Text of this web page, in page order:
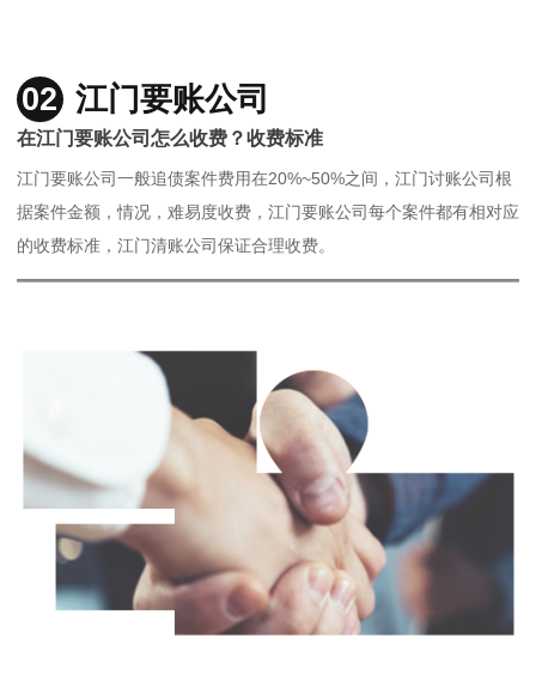
02 江门要账公司
在江门要账公司怎么收费？收费标准
江门要账公司一般追债案件费用在20%~50%之间，江门讨账公司根
据案件金额，情况，难易度收费，江门要账公司每个案件都有相对应
的收费标准，江门清账公司保证合理收费。